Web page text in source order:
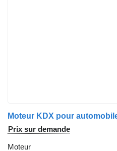
Moteur KDX pour
Prix sur demande
Moteur